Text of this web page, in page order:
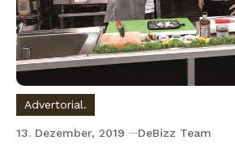
Advertorial.
13. Dezember, 2019 DeBizz Team